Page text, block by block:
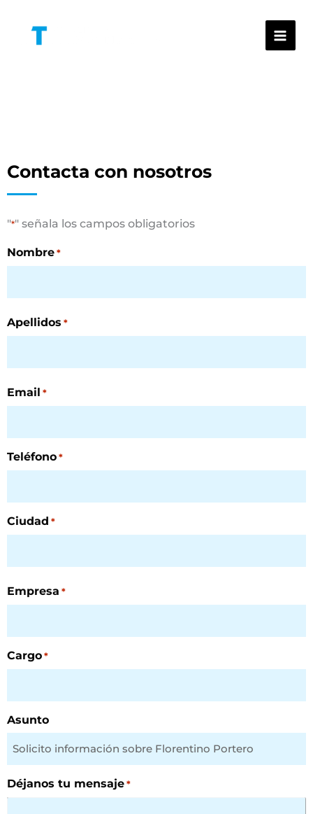
contenido
Contacta con nosotros
"*" señala los campos obligatorios
Nombre *
Nombre
Apellidos *
Apellidos
Email *
Teléfono *
Ciudad *
Ciudad
Empresa *
Cargo *
Asunto
Déjanos tu mensaje *